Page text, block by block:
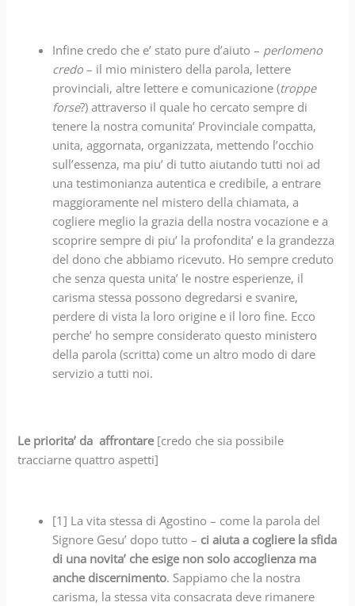
Infine credo che e’ stato pure d’aiuto – perlomeno
credo – il mio ministero della parola, lettere
provinciali, altre lettere e comunicazione (troppe
forse?) attraverso il quale ho cercato sempre di
tenere la nostra comunita’ Provinciale compatta,
unita, aggornata, organizzata, mettendo l’occhio
sull’essenza, ma piu’ di tutto aiutando tutti noi ad
una testimonianza autentica e credibile, a entrare
maggioramente nel mistero della chiamata, a
cogliere meglio la grazia della nostra vocazione e a
scoprire sempre di piu’ la profondita’ e la grandezza
del dono che abbiamo ricevuto. Ho sempre creduto
che senza questa unita’ le nostre esperienze, il
carisma stessa possono degredarsi e svanire,
perdere di vista la loro origine e il loro fine. Ecco
perche’ ho sempre considerato questo ministero
della parola (scritta) come un altro modo di dare
servizio a tutti noi.
Le priorita’ da affrontare[credo che sia possibile
tracciarne quattro aspetti]
[1] La vita stessa di Agostino – come la parola del
Signore Gesu’ dopo tutto – ci aiuta a cogliere la sfida
di una novita’ che esige non solo accoglienza ma
anche discernimento. Sappiamo che la nostra
carisma, la stessa vita consacrata deve rimanere